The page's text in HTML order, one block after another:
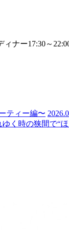
ナー17:30～
ティー編〜
く時の狭間で“